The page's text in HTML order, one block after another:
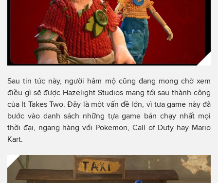
Sau tin tức này, người hâm mộ cũng đang mong chờ xem
điều gì sẽ được Hazelight Studios mang tới sau thành công
của It Takes Two. Đây là một vấn đề lớn, vì tựa game này đã
bước vào danh sách những tựa game bán chạy nhất mọi
thời đại, ngang hàng với Pokemon, Call of Duty hay Mario
Kart.